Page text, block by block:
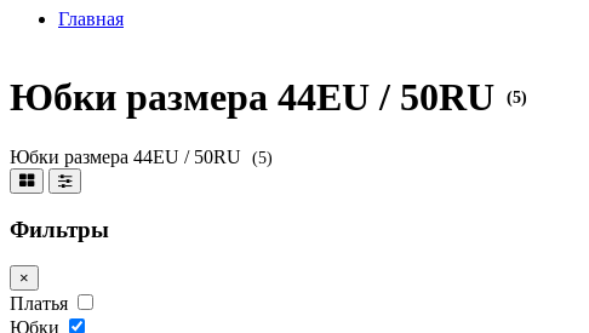
Главная
Юбки размера 44EU / 50RU (5)
Юбки размера 44EU / 50RU (5)
Фильтры
×
Платья
Юбки